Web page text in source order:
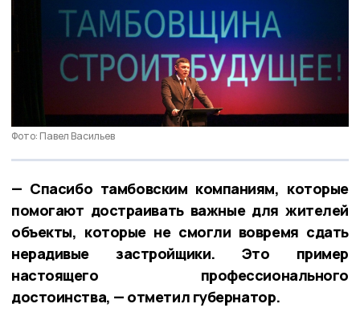
Фото: Павел Васильев
— Спасибо тамбовским компаниям, которые
помогают достраивать важные для жителей
объекты, которые не смогли вовремя сдать
нерадивые застройщики. Это пример
настоящего профессионального
достоинства, — отметил губернатор.